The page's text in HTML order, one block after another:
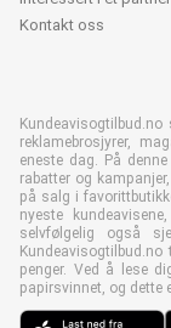
Kontakt oss
reklamebrosjyrer,
eneste dag. På
rabatter og
på salg i
nyeste
selvfølgelig også
penger. Ved å lese
papirsvinnet, og dette